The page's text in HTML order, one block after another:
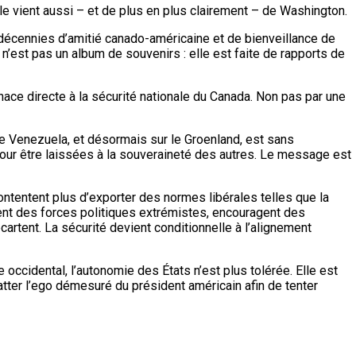
vient aussi – et de plus en plus clairement – de Washington.
d’amitié canado-américaine et de bienveillance de
pas un album de souvenirs : elle est faite de rapports de
directe à la sécurité nationale du Canada. Non pas par une
et désormais sur le Groenland, est sans
être laissées à la souveraineté des autres. Le message est
plus d’exporter des normes libérales telles que la
des forces politiques extrémistes, encouragent des
La sécurité devient conditionnelle à l’alignement
l’autonomie des États n’est plus tolérée. Elle est
l’ego démesuré du président américain afin de tenter